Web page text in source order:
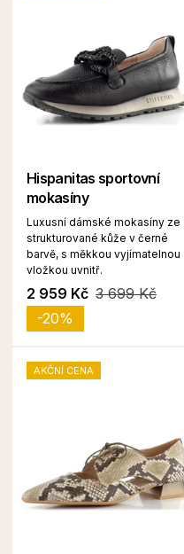
Hispanitas sportovní
mokasíny
Luxusní dámské mokasíny ze
strukturované kůže v černé
barvě, s měkkou vyjímatelnou
vložkou uvnitř.
2 959 Kč 3 699 Kč
-20%
AKČNÍ CENA